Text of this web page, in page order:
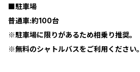
■駐車場
普通車:約100台
※駐車場に限りがあるため相乗り推奨。
※無料のシャトルバスをご利用ください。